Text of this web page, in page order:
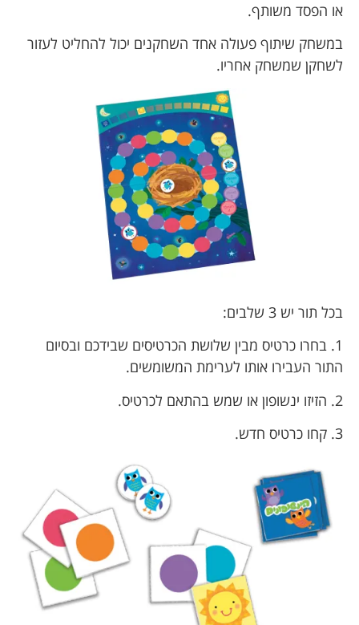
או הפסד משותף.
במשחק שיתוף פעולה אחד השחקנים יכול להחליט לעזור
לשחקן שמשחק אחריו.
בכל תור יש 3 שלבים:
1. בחרו כרטיס מבין שלושת הכרטיסים שבידכם ובסיום
התור העבירו אותו לערימת המשומשים.
2. הזיזו ינשופון או שמש בהתאם לכרטיס.
3. קחו כרטיס חדש.